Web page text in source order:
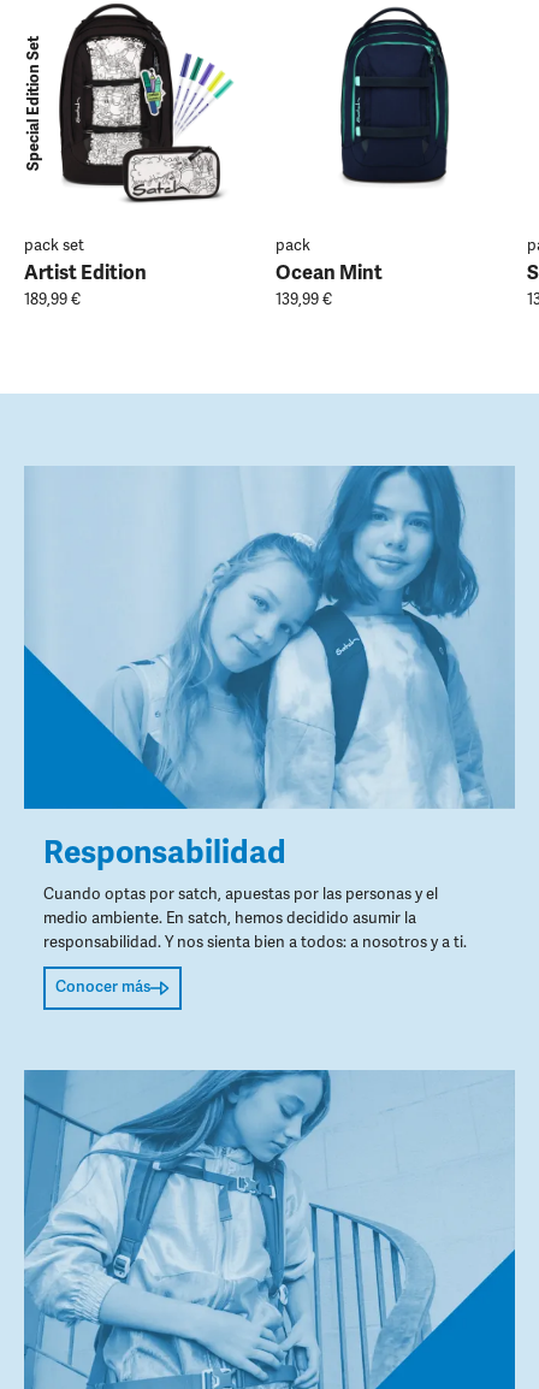
Special Edition Set
pack set
Artist Edition
189,99 €
pack
Ocean Mint
139,99 €
Responsabilidad
Cuando optas por satch, apuestas por las personas y el
medio ambiente. En satch, hemos decidido asumir la
responsabilidad. Y nos sienta bien a todos: a nosotros y a ti.
Conocer más